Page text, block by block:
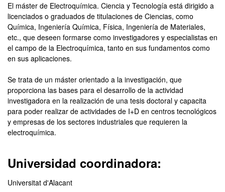
El máster de Electroquímica. Ciencia y Tecnología está dirigido a
licenciados o graduados de titulaciones de Ciencias, como
Química, Ingeniería Química, Física, Ingeniería de Materiales,
etc., que deseen formarse como investigadores y especialistas en
el campo de la Electroquímica, tanto en sus fundamentos como
en sus aplicaciones.
Se trata de un máster orientado a la investigación, que
proporciona las bases para el desarrollo de la actividad
investigadora en la realización de una tesis doctoral y capacita
para poder realizar de actividades de I+D en centros tecnológicos
y empresas de los sectores industriales que requieren la
electroquímica.
Universidad coordinadora:
Universitat d'Alacant